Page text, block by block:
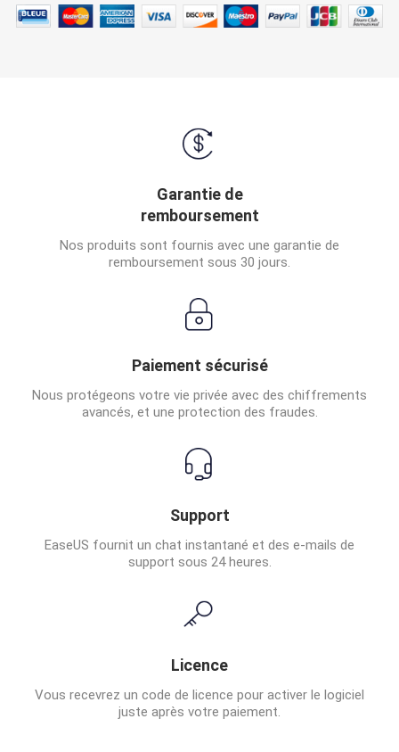
Garantie de
remboursement
Nos produits sont fournis avec une garantie de
remboursement sous 30 jours.
Paiement sécurisé
Nous protégeons votre vie privée avec des chiffrements
avancés, et une protection des fraudes.
Support
EaseUS fournit un chat instantané et des e-mails de
support sous 24 heures.
Licence
Vous recevrez un code de licence pour activer le logiciel
juste après votre paiement.